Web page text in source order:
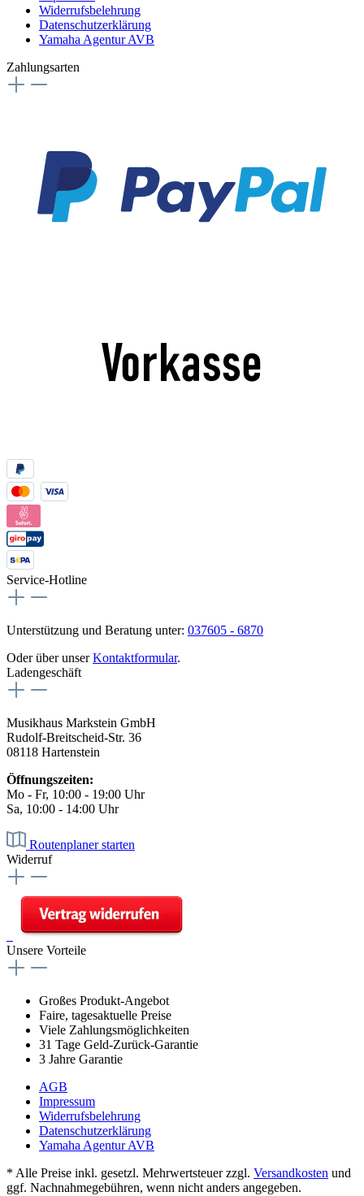
Widerrufsbelehrung
Datenschutzerklärung
Yamaha Agentur AVB
Zahlungsarten
Service-Hotline
Unterstützung und Beratung unter: 037605 - 6870
Oder über unserKontaktformular.
Ladengeschäft
Musikhaus Markstein GmbH
Rudolf-Breitscheid-Str. 36
08118 Hartenstein
Öffnungszeiten:
Mo - Fr, 10:00 - 19:00 Uhr
Sa, 10:00 - 14:00 Uhr
Routenplaner starten
Widerruf
Unsere Vorteile
Großes Produkt-Angebot
Faire, tagesaktuelle Preise
Viele Zahlungsmöglichkeiten
31 Tage Geld-Zurück-Garantie
3 Jahre Garantie
AGB
Impressum
Widerrufsbelehrung
Datenschutzerklärung
Yamaha Agentur AVB
* Alle Preise inkl. gesetzl. Mehrwertsteuer zzgl. Versandkosten und
ggf. Nachnahmegebühren, wenn nicht anders angegeben.